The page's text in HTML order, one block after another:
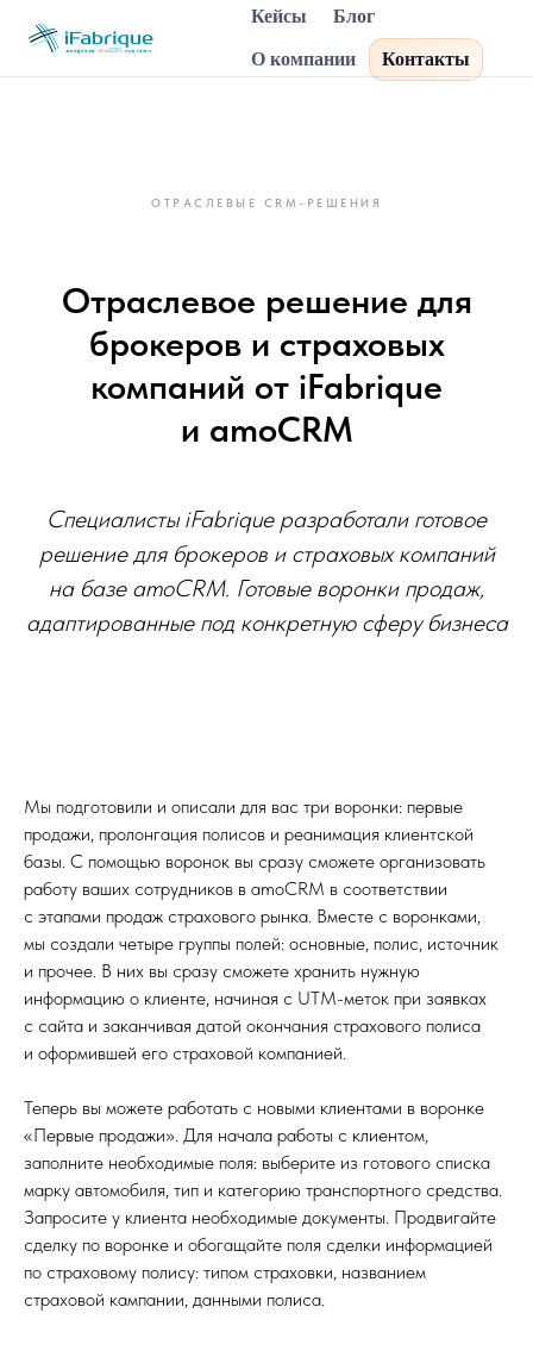
Кейсы Блог
О компании Контакты
ОТРАСЛЕВЫЕ CRM-РЕШЕНИЯ
Отраслевое решение для
брокеров и страховых
компаний от iFabrique
и amoCRM
Специалисты iFabrique разработали готовое
решение для брокеров и страховых компаний
на базе amoCRM. Готовые воронки продаж,
адаптированные под конкретную сферу бизнеса
Мы подготовили и описали для вас три воронки: первые
продажи, пролонгация полисов и реанимация клиентской
базы. С помощью воронок вы сразу сможете организовать
работу ваших сотрудников в amoCRM в соответствии
с этапами продаж страхового рынка. Вместе с воронками,
мы создали четыре группы полей: основные, полис, источник
и прочее. В них вы сразу сможете хранить нужную
информацию о клиенте, начиная с UTM-меток при заявках
с сайта и заканчивая датой окончания страхового полиса
и оформившей его страховой компанией.
Теперь вы можете работать с новыми клиентами в воронке
«Первые продажи». Для начала работы с клиентом,
заполните необходимые поля: выберите из готового списка
марку автомобиля, тип и категорию транспортного средства.
Запросите у клиента необходимые документы. Продвигайте
сделку по воронке и обогащайте поля сделки информацией
по страховому полису: типом страховки, названием
страховой кампании, данными полиса.